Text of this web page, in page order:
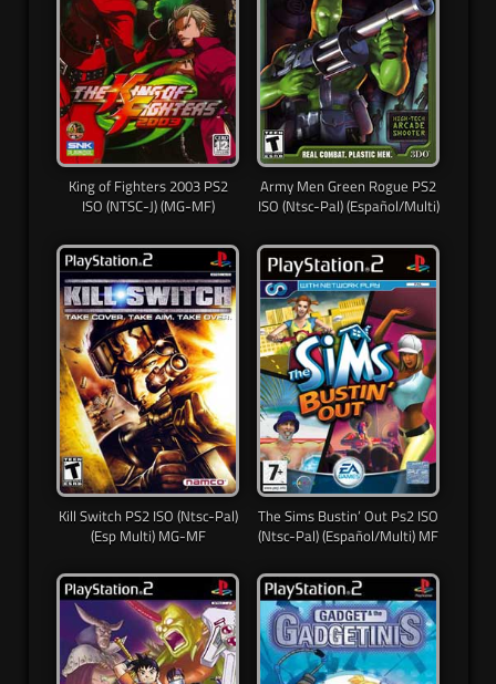
King of Fighters 2003 PS2
ISO (NTSC-J) (MG-MF)
Army Men Green Rogue PS2
ISO (Ntsc-Pal) (Español/Multi)
Kill Switch PS2 ISO (Ntsc-Pal)
(Esp Multi) MG-MF
The Sims Bustin’ Out Ps2 ISO
(Ntsc-Pal) (Español/Multi) MF